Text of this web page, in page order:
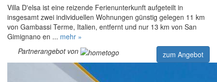
Villa D'elsa ist eine reizende Ferienunterkunft aufgeteilt in
insgesamt zwei individuellen Wohnungen günstig gelegen 11 km
von Gambassi Terme, Italien, entfernt und nur 13 km von San
Gimignano en ... mehr »
Partnerangebot von
zum Angebot